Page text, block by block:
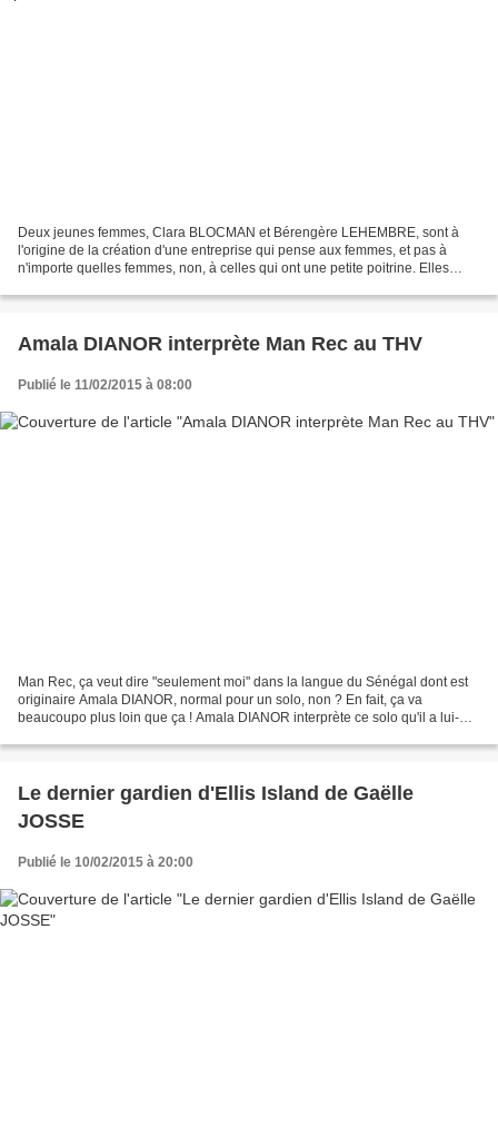
Deux jeunes femmes, Clara BLOCMAN et Bérengère LEHEMBRE, sont à
l'origine de la création d'une entreprise qui pense aux femmes, et pas à
n'importe quelles femmes, non, à celles qui ont une petite poitrine. Elles
Amala DIANOR interprète Man Rec au THV
Publié le 11/02/2015 à 08:00
Man Rec, ça veut dire "seulement moi" dans la langue du Sénégal dont est
originaire Amala DIANOR, normal pour un solo, non ? En fait, ça va
beaucoupo plus loin que ça ! Amala DIANOR interprète ce solo qu'il a lui-
Le dernier gardien d'Ellis Island de Gaëlle
JOSSE
Publié le 10/02/2015 à 20:00